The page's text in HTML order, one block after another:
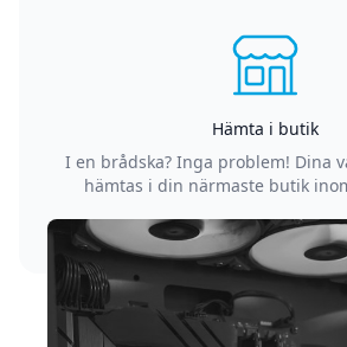
Hämta i butik
I en brådska? Inga problem! Dina
hämtas i din närmaste butik